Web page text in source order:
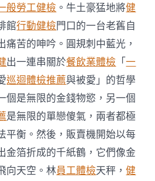
般勞工健檢 。牛土豪猛地將健
館行動健檢門口的一台老舊自
痛苦的呻吟。圓規刺中藍光，
出一連串關於餐飲業體檢 「一
巡迴體檢推薦與被愛」的哲學
個是無限的金錢物慾，另一個
是無限的單戀傻氣，兩者都極
平衡。然後，販賣機開始以每
金箔折成的千紙鶴，它們像金
向天空。林員工體檢天秤，健